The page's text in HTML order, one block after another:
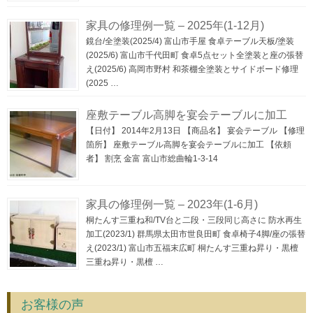
家具の修理例一覧 – 2025年(1-12月)
鏡台/全塗装(2025/4) 富山市手屋 食卓テーブル天板/塗装
(2025/6) 富山市千代田町 食卓5点セット全塗装と座の張替
え(2025/6) 高岡市野村 和茶棚全塗装とサイドボード修理
(2025 …
座敷テーブル高脚を宴会テーブルに加工
【日付】 2014年2月13日 【商品名】 宴会テーブル 【修理
箇所】 座敷テーブル高脚を宴会テーブルに加工 【依頼
者】 割烹 金富 富山市総曲輪1-3-14
家具の修理例一覧 – 2023年(1-6月)
桐たんす三重ね和/TV台と二段・三段同じ高さに 防水再生
加工(2023/1) 群馬県太田市世良田町 食卓椅子4脚/座の張替
え(2023/1) 富山市五福末広町 桐たんす三重ね昇り・黒檀
三重ね昇り・黒檀 …
お客様の声